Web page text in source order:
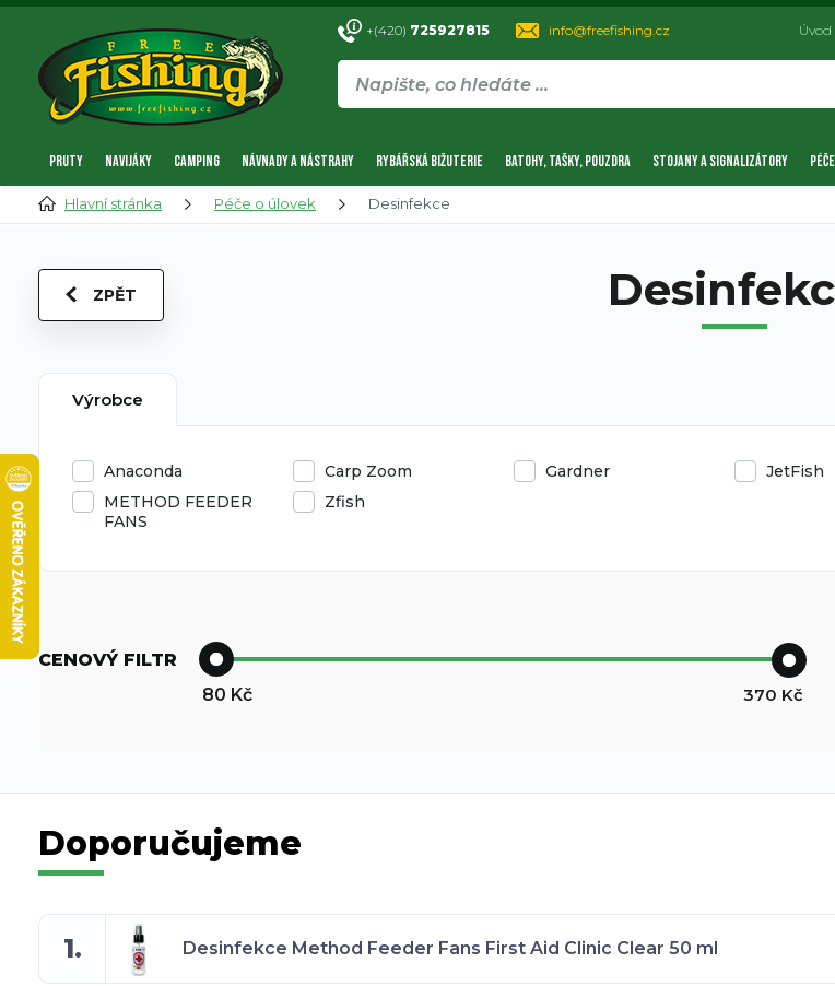
+(420) 725927815 info@freefishing.cz Úvod
PRUTY NAVIJÁKY CAMPING NÁVNADY A NÁSTRAHY RYBÁŘSKÁ BIŽUTERIE BATOHY, TAŠKY, POUZDRA STOJANY A SIGNALIZÁTORY
Hlavní stránka Péče o úlovek Desinfekce
ZPĚT
Výrobce
Anaconda Carp Zoom Gardner JetFish
METHOD FEEDER
FANS
Zfish
CENOVÝ FILTR
80 Kč 370 Kč
Doporučujeme
1. Desinfekce Method Feeder Fans First Aid Clinic Clear 50 ml